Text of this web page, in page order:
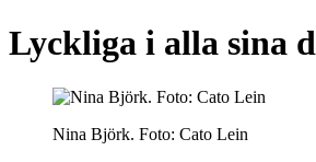
Lyckliga i alla sina
Nina Björk. Foto: Cato Lein